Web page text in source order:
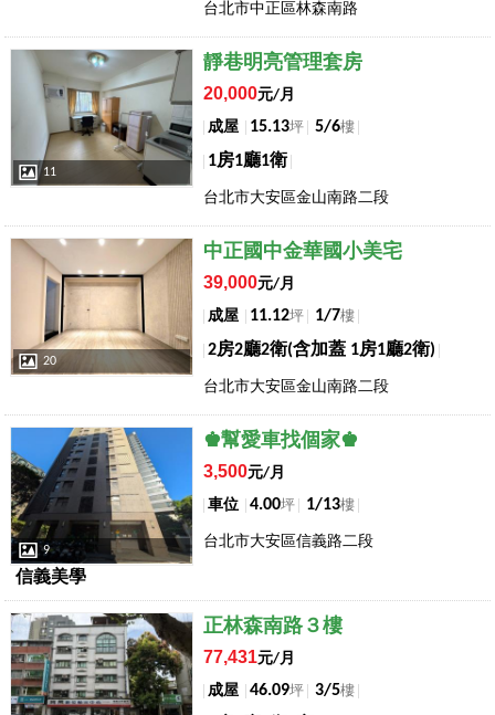
台北市中正區林森南路
11
靜巷明亮管理套房
20,000元/月
成屋
15.13坪 5/6樓
1房1廳1衛
台北市大安區金山南路二段
店長推薦
20
中正國中金華國小美宅
39,000元/月
成屋
11.12坪 1/7樓
2房2廳2衛(含加蓋 1房1廳2衛)
台北市大安區金山南路二段
店長推薦
9
信義美學
♚幫愛車找個家♚
3,500元/月
車位
4.00坪 1/13樓
台北市大安區信義路二段
店長推薦 正林森南路３樓
77,431元/月
成屋
46.09坪 3/5樓